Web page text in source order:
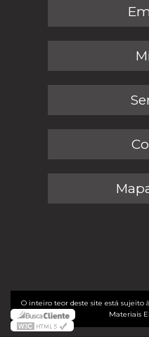
O inteiro teor deste site está sujeito
Materiais